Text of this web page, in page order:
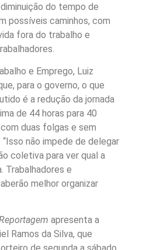
do tempo de
possíveis caminhos, com
fora do trabalho e
e Emprego, Luiz
para o governo, o que
é a redução da jornada
de 44 horas para 40
duas folgas e sem
“Isso não impede de delegar
coletiva para ver qual a
Trabalhadores e
melhor organizar
apresenta a
Ramos da Silva, que